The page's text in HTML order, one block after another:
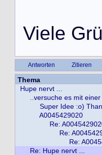
Viele Grü
Antworten Zitieren
Thema
Hupe nervt ...
..versuche es mit
Super Idee :o)
A0045429020
Re:
Re:
Re:
Re: Hupe nervt ...